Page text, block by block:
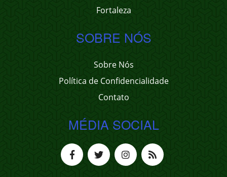
Fortaleza
SOBRE NÓS
Sobre Nós
Política de Confidencialidade
Contato
MÉDIA SOCIAL